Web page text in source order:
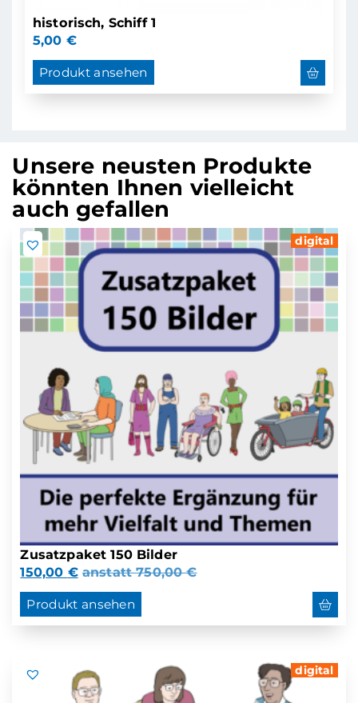
historisch, Schiff 1
5,00 €
Produkt ansehen
Unsere neusten Produkte
könnten Ihnen vielleicht
auch gefallen
digital
Zusatzpaket 150 Bilder
150,00 € anstatt750,00€
Produkt ansehen
digital